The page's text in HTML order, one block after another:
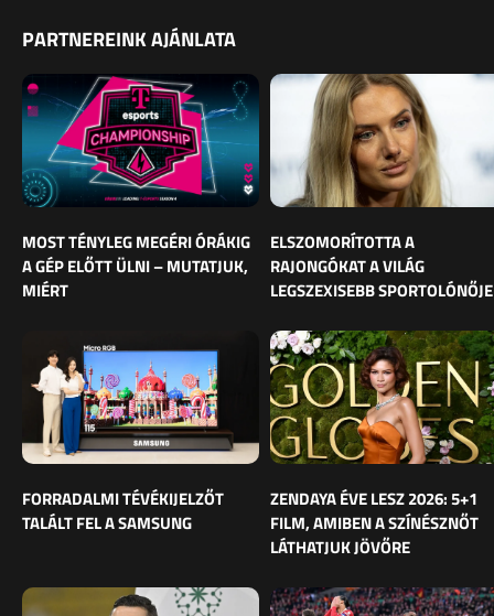
PARTNEREINK AJÁNLATA
MOST TÉNYLEG MEGÉRI ÓRÁKIG
A GÉP ELŐTT ÜLNI – MUTATJUK,
MIÉRT
ELSZOMORÍTOTTA A
RAJONGÓKAT A VILÁG
LEGSZEXISEBB SPORTOLÓNŐJE
FORRADALMI TÉVÉKIJELZŐT
TALÁLT FEL A SAMSUNG
ZENDAYA ÉVE LESZ 2026: 5+1
FILM, AMIBEN A SZÍNÉSZNŐT
LÁTHATJUK JÖVŐRE